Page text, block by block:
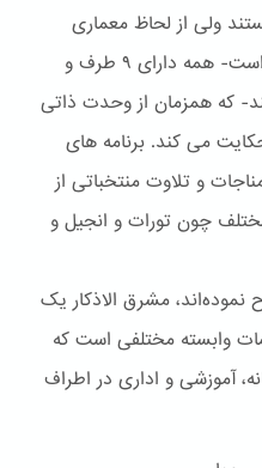
ولی از لحاظ معماری
اصولي کلی در آنها مراعات شده است- همه دارای ۹ طرف و
که همزمان از وحدت ذاتی
می کند. برنامه های
و تلاوت منتخباتی از
چون تورات و انجیل و
مشرق الاذکار یک
وابسته مختلفی است که
آموزشی و اداری در اطراف